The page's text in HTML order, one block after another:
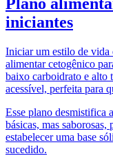
iniciantes
Iniciar um estilo de
alimentar cetogênico
baixo carboidrato e alto
acessível, perfeita para
Esse plano desmistifica
básicas, mas
estabelecer uma base
sucedido.